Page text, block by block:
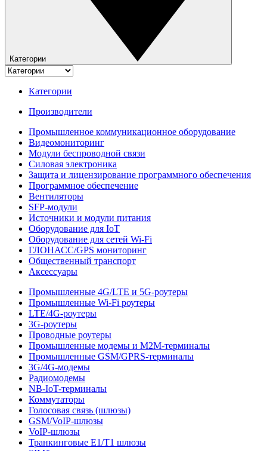
Категории
Категории
Производители
Промышленное коммуникационное оборудование
Видеомониторинг
Модули беспроводной связи
Силовая электроника
Защита и лицензирование программного обеспечения
Программное обеспечение
Вентиляторы
SFP-модули
Источники и модули питания
Оборудование для IoT
Оборудование для сетей Wi-Fi
ГЛОНАСС/GPS мониторинг
Общественный транспорт
Аксессуары
Промышленные 4G/LTE и 5G-роутеры
Промышленные Wi-Fi роутеры
LTE/4G-роутеры
3G-роутеры
Проводные роутеры
Промышленные модемы и M2M-терминалы
Промышленные GSM/GPRS-терминалы
3G/4G-модемы
Радиомодемы
NB-IoT-терминалы
Коммутаторы
Голосовая связь (шлюзы)
GSM/VoIP-шлюзы
VoIP-шлюзы
Транкинговые E1/T1 шлюзы